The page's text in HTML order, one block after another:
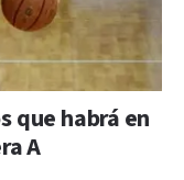
que habrá en
A